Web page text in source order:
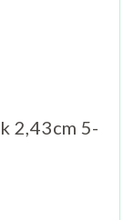
2,43cm 5-